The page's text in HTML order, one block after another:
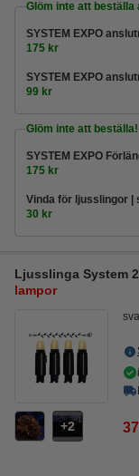
Glöm inte att beställa
SYSTEM EXPO
175 kr
SYSTEM EXPO
99 kr
Glöm inte att beställa!
SYSTEM EXPO
175 kr
Vinda för ljusslingor |
30 kr
Ljusslinga System
lampor
2